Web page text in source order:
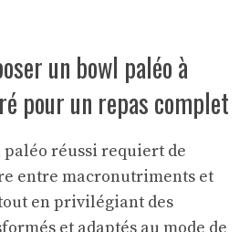
un bowl paléo à
pour un repas complet
paléo réussi requiert de
entre macronutriments et
en privilégiant des